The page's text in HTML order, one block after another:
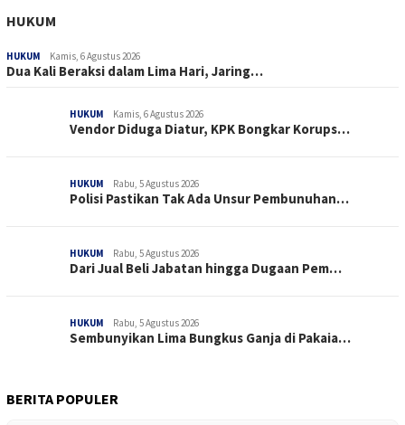
HUKUM
HUKUM Kamis, 6 Agustus 2026
Dua Kali Beraksi dalam Lima Hari, Jaring…
HUKUM Kamis, 6 Agustus 2026
Vendor Diduga Diatur, KPK Bongkar Korups…
HUKUM Rabu, 5 Agustus 2026
Polisi Pastikan Tak Ada Unsur Pembunuhan…
HUKUM Rabu, 5 Agustus 2026
Dari Jual Beli Jabatan hingga Dugaan Pem…
HUKUM Rabu, 5 Agustus 2026
Sembunyikan Lima Bungkus Ganja di Pakaia…
BERITA POPULER